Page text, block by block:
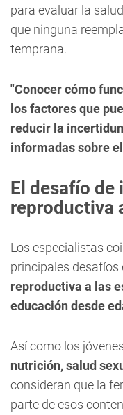
para evaluar la
que ninguna
temprana.
"Conocer cómo
los factores que
reducir la
informadas sobre
El desafío de
reproductiva
Los especialistas
principales desafíos
reproductiva a las
educación desde
Así como los
nutrición, salud
consideran que la
parte de esos